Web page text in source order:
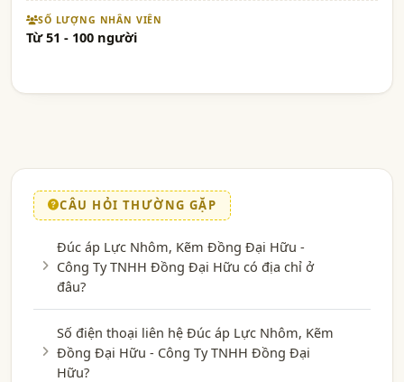
SỐ LƯỢNG NHÂN VIÊN
Từ 51 - 100 người
CÂU HỎI THƯỜNG GẶP
Đúc áp Lực Nhôm, Kẽm Đồng Đại Hữu -
Công Ty TNHH Đồng Đại Hữu có địa chỉ ở
đâu?
Số điện thoại liên hệ Đúc áp Lực Nhôm, Kẽm
Đồng Đại Hữu - Công Ty TNHH Đồng Đại
Hữu?